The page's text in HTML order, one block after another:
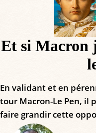
Et si Macron
En validant et en
tour Macron-Le Pen, il
faire grandir cette